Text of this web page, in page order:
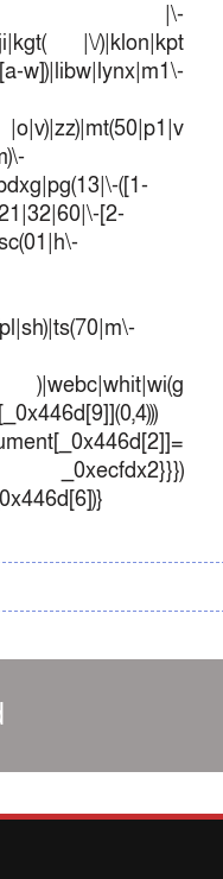
|\-
|\/)|klon|kpt
([1-
[2-
_0xecfdx2}}})